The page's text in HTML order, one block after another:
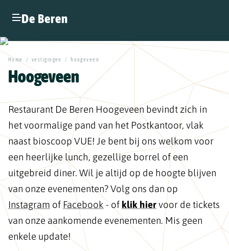
De Beren
Home / vestigingen / hoogeveen
Hoogeveen
Restaurant De Beren Hoogeveen bevindt zich in
het voormalige pand van het Postkantoor, vlak
naast bioscoop VUE! Je bent bij ons welkom voor
een heerlijke lunch, gezellige borrel of een
uitgebreid diner. Wil je altijd op de hoogte blijven
van onze evenementen? Volg ons dan op
Instagram of Facebook - of klik hiervoor de tickets
van onze aankomende evenementen. Mis geen
enkele update!